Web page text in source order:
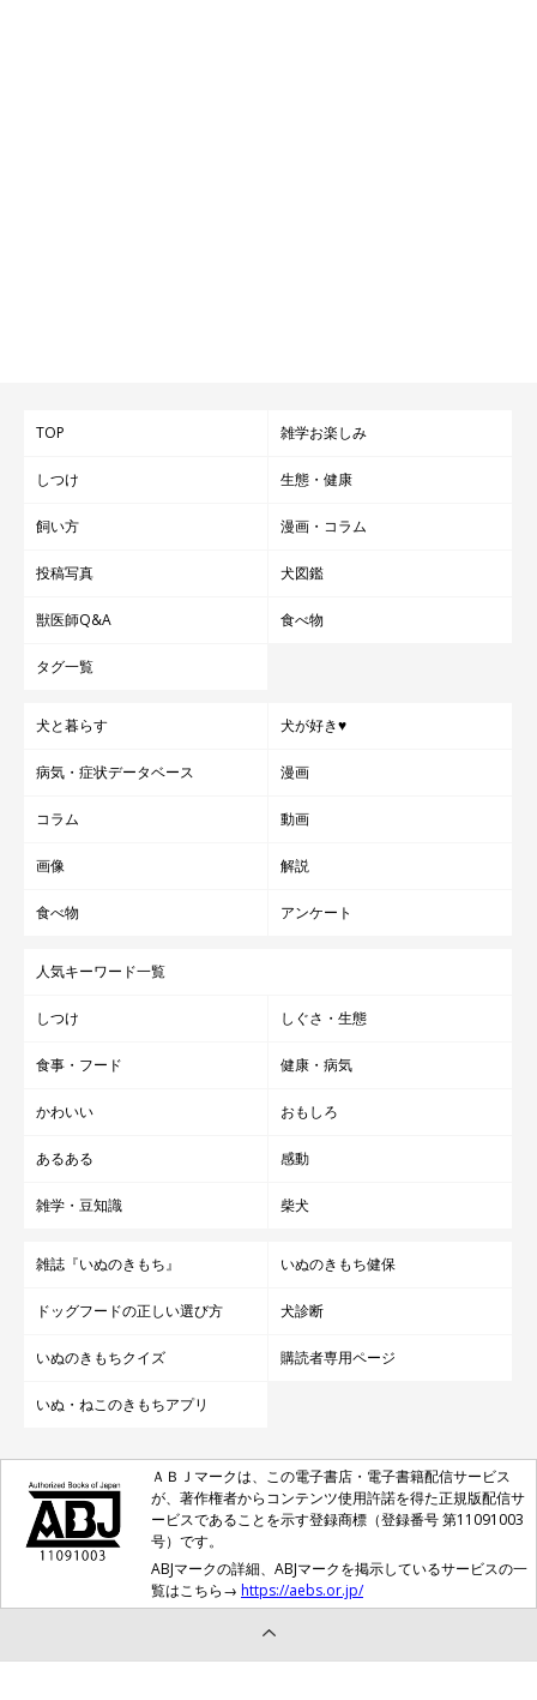
TOP 雑学お楽しみ
しつけ 生態・健康
飼い方 漫画・コラム
投稿写真 犬図鑑
獣医師Q&A 食べ物
タグ一覧
犬と暮らす 犬が好き♥
病気・症状データベース 漫画
コラム 動画
画像 解説
食べ物 アンケート
人気キーワード一覧
しつけ しぐさ・生態
食事・フード 健康・病気
かわいい おもしろ
あるある 感動
雑学・豆知識 柴犬
雑誌『いぬのきもち』 いぬのきもち健保
ドッグフードの正しい選び方 犬診断
いぬのきもちクイズ 購読者専用ページ
いぬ・ねこのきもちアプリ
ＡＢＪマークは、この電子書店・電子書籍配信サービス
が、著作権者からコンテンツ使用許諾を得た正規版配信サ
ービスであることを示す登録商標（登録番号 第11091003
号）です。
ABJマークの詳細、ABJマークを掲示しているサービスの一
覧はこちら→ https://aebs.or.jp/